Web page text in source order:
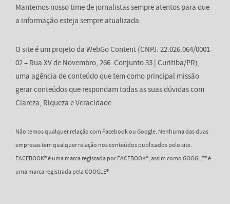
Mantemos nosso time de jornalistas sempre atentos para que
a informação esteja sempre atualizada.
O site é um projeto da WebGo Content (CNPJ: 22.026.064/0001-
02 – Rua XV de Novembro, 266. Conjunto 33 | Curitiba/PR),
uma agência de conteúdo que tem como principal missão
gerar conteúdos que respondam todas as suas dúvidas com
Clareza, Riqueza e Veracidade.
Não temos qualquer relação com Facebook ou Google. Nenhuma das duas
empresas tem qualquer relação nos conteúdos publicados pelo site.
FACEBOOK® é uma marca registada por FACEBOOK®, assim como GOOGLE® é
uma marca registrada pela GOOGLE®